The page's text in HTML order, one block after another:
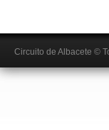
Circuito de Albacete ©